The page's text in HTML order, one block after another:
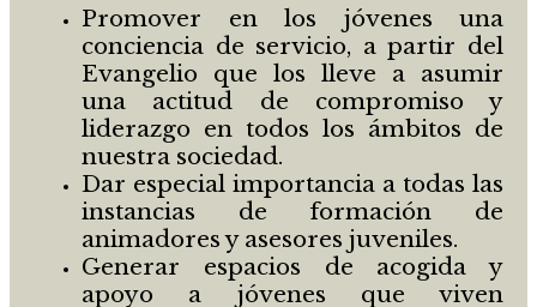
Promover en los jóvenes una
conciencia de servicio, a partir del
Evangelio que los lleve a asumir
una actitud de compromiso y
liderazgo en todos los ámbitos de
nuestra sociedad.
Dar especial importancia a todas las
instancias de formación de
animadores y asesores juveniles.
Generar espacios de acogida y
apoyo a jóvenes que viven